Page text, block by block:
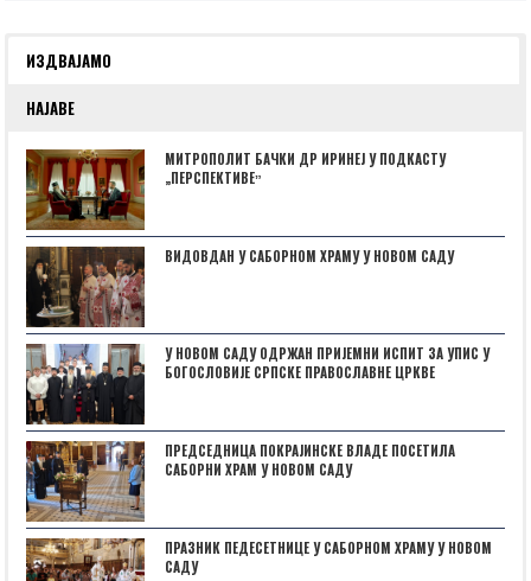
ИЗДВАЈАМО
НАЈАВЕ
МИТРОПОЛИТ БАЧКИ ДР ИРИНЕЈ У ПОДКАСТУ
„ПЕРСПЕКТИВЕˮ
ВИДОВДАН У САБОРНОМ ХРАМУ У НОВОМ САДУ
У НОВОМ САДУ ОДРЖАН ПРИЈЕМНИ ИСПИТ ЗА УПИС У
БОГОСЛОВИЈЕ СРПСКЕ ПРАВОСЛАВНЕ ЦРКВЕ
ПРЕДСЕДНИЦА ПОКРАЈИНСКЕ ВЛАДЕ ПОСЕТИЛА
САБОРНИ ХРАМ У НОВОМ САДУ
ПРАЗНИК ПЕДЕСЕТНИЦЕ У САБОРНОМ ХРАМУ У НОВОМ
САДУ